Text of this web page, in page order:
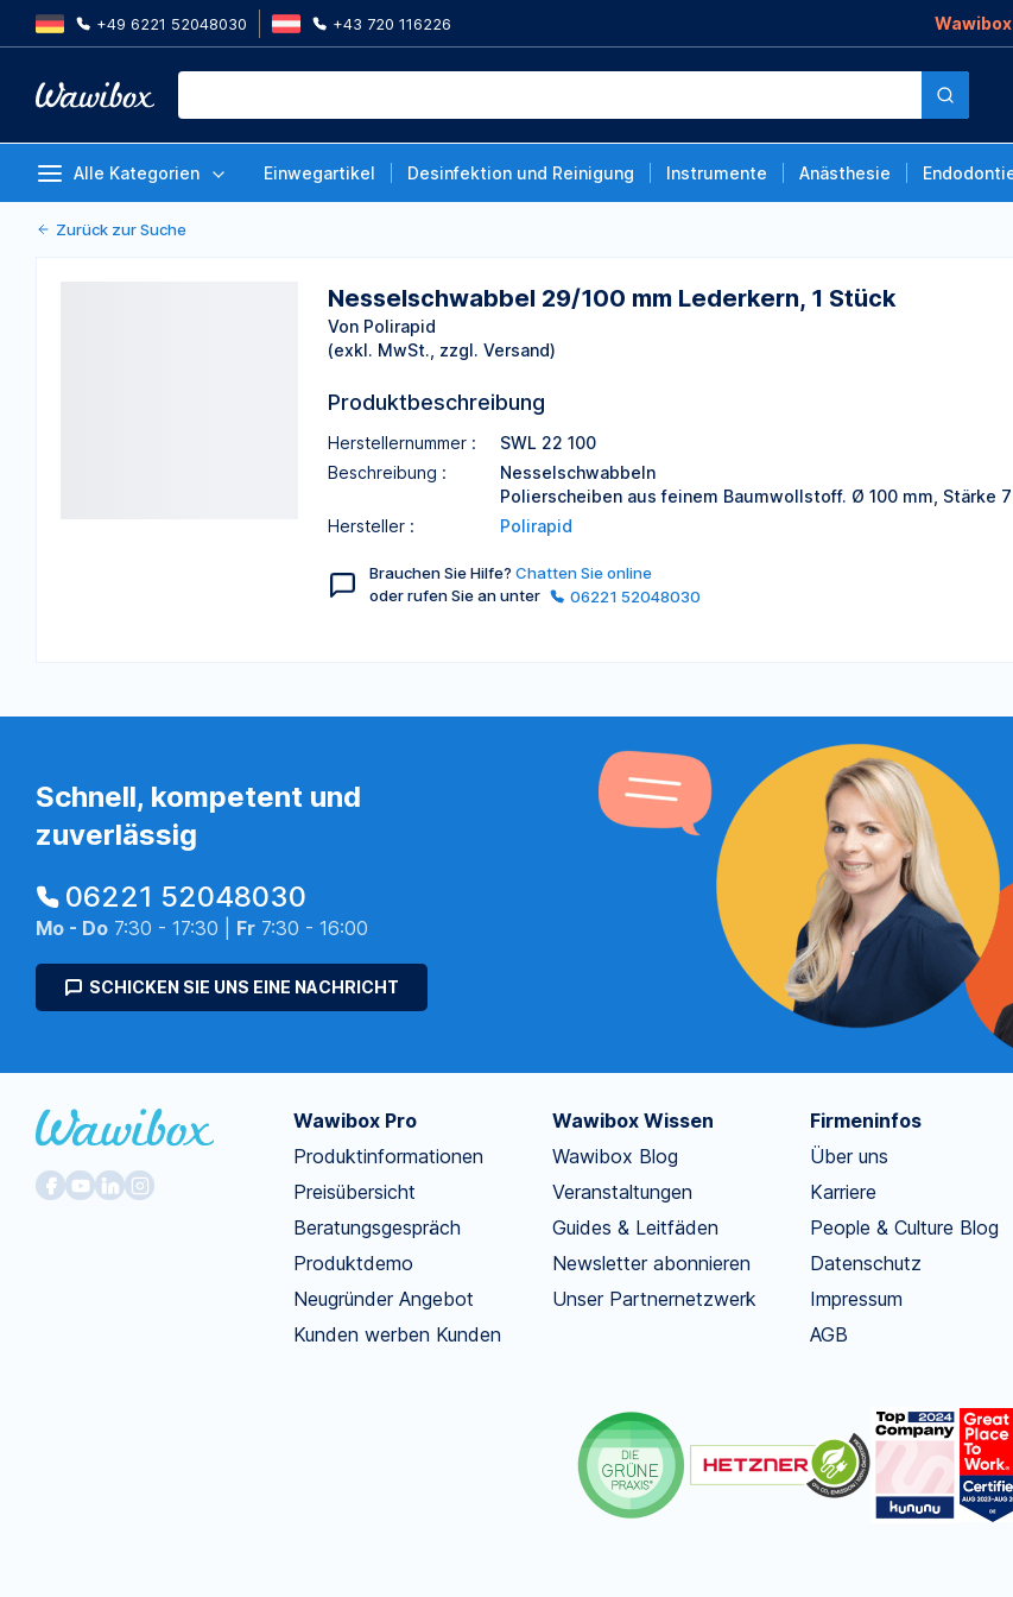
+49 6221 52048030 +43 720 116226 Wawibox
Alle Kategorien Einwegartikel Desinfektion und Reinigung Instrumente Anästhesie
Von Polirapid
Zurück zur Suche
Nesselschwabbel 29/100 mm Lederkern, 1 Stück
Von Polirapid
(exkl. MwSt., zzgl. Versand)
Produktbeschreibung
Herstellernummer :
SWL 22 100
Beschreibung :
Nesselschwabbeln
Polierscheiben aus feinem Baumwollstoff. Ø 100 mm, Stärke
Hersteller :
Polirapid
Brauchen Sie Hilfe? Chatten Sie online
oder rufen Sie an unter
06221 52048030
Schnell, kompetent und
zuverlässig
06221 52048030
Mo - Do 7:30 - 17:30 | Fr 7:30 - 16:00
SCHICKEN SIE UNS EINE NACHRICHT
Wawibox Pro
Produktinformationen
Preisübersicht
Beratungsgespräch
Produktdemo
Neugründer Angebot
Kunden werben Kunden
Wawibox Wissen
Wawibox Blog
Veranstaltungen
Guides & Leitfäden
Newsletter abonnieren
Unser Partnernetzwerk
Firmeninfos
Über uns
Karriere
People & Culture Blog
Datenschutz
Impressum
AGB